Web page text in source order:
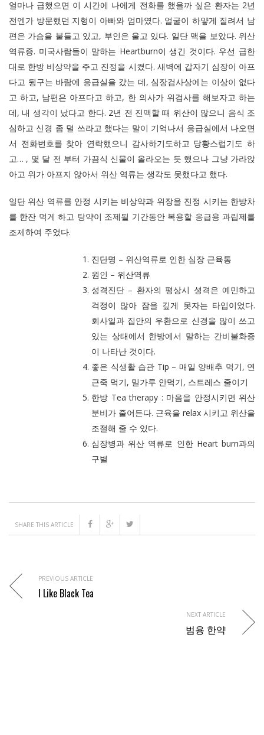
얼마나 급했으면 이 시간에 나에게 전화를 했을까 싶은 환자는 2년
전엔가 방문했던 지형이 아빠와 엄마였다. 얼굴이 하얗게 질려서 남
편은 가슴을 붙들고 있고, 부인은 울고 있다. 일단 맥을 보았다. 위산
역류증. 미국사람들이 말하는 Heartburn이 생긴 것이다. 우선 급한
대로 한방 비상약을 주고 진정을 시켰다. 새벽에 갑자기 심장이 아프
다고 뒹구는 바람에 응급실을 갔는 데, 심장검사상에는 이상이 없다
고 하고, 남편은 아프다고 하고, 한 의사가 위검사를 해보자고 하는
데, 내 생각이 났다고 한다. 2년 전 진맥할 때 위산이 많으니 음식 조
심하고 신경 좀 덜 쓰라고 했다는 말이 기억나서 응급실에서 나오면
서 전화번호를 찾아 연락했으니 감사하기도하고 당황스럽기도 하
고… , 몇 달 전 부터 가끔식 신물이 올라오는 듯 했으나 그냥 가라앉
아고 위가 아프지 않아서 위산 역류는 생각도 못했다고 했다.
일단 위산 역류를 안정 시키는 비상약과 위장을 진정 시키는 한방차
를 한잔 먹게 하고 탕약이 조제될 기간동안 복용할 응급용 과립제를
조제하여 주었다.
진단명 – 위산역류로 인한 심장 근육통
원인 – 위산역류
성격진단 – 환자의 평상시 셩격은 예민하고
걱정이 많아 잠을 깊게 못자는 타입이었다.
회사일과 집안의 우환으로 신경을 많이 쓰고
있는 상태에서 한방에서 말하는 간비불화증
이 나타난 것이다.
좋은 식생활 습관 Tip – 매일 양배추 먹기, 연
근죽 먹기, 밀가루 안먹기, 스트레스 줄이기
한방 Tea therapy : 마음을 안정시키면 위산
분비가 줄어든다. 근육을 relax 시키고 위산을
조절해 줄 수 있다.
심장병과 위산 역류로 인한 Heart burn과의
구별
SHARE THIS ARTICLE
PREVIOUS ARTICLE
I Like Black Tea
NEXT ARTICLE
범용 한약